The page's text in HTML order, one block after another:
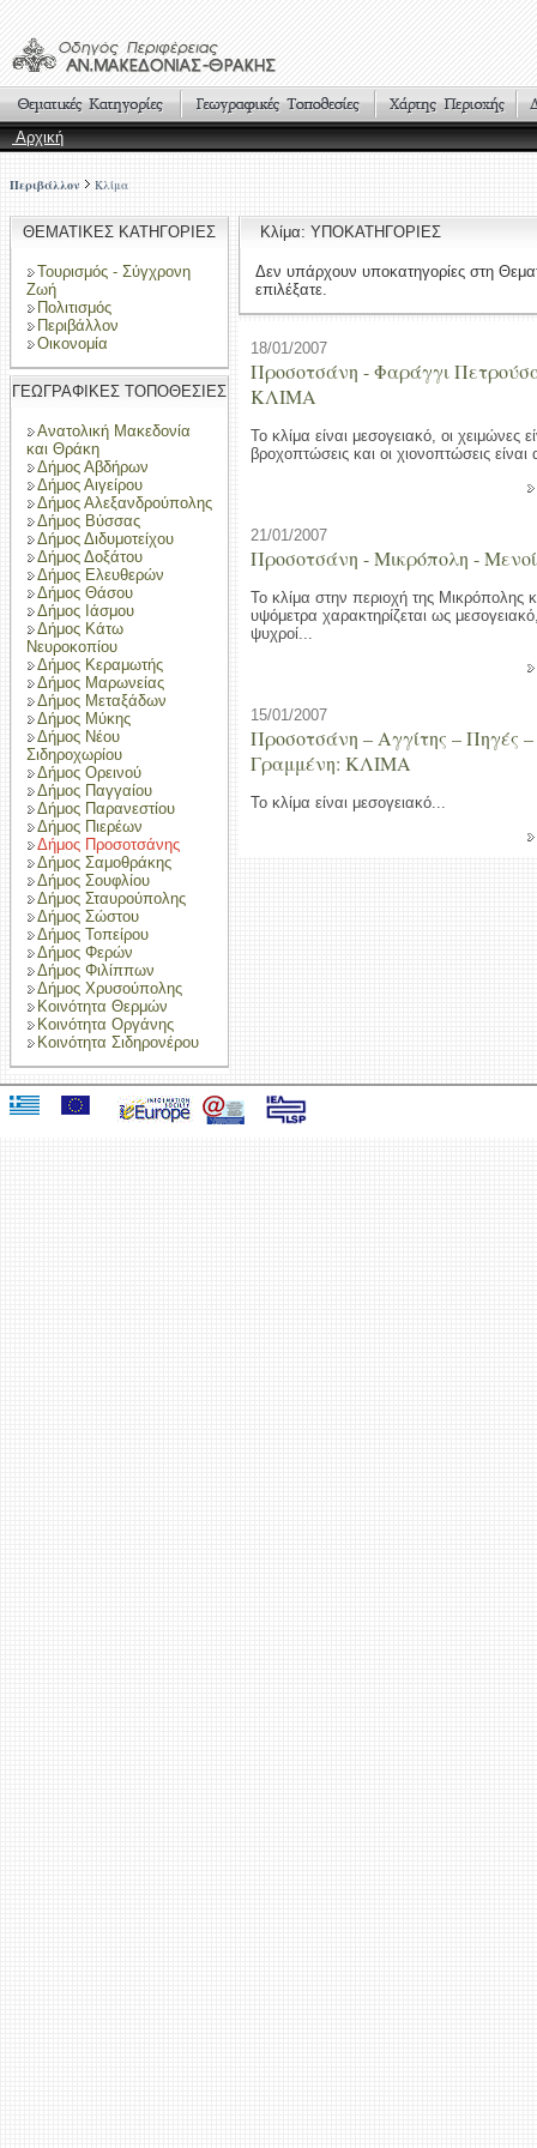
Αρχική
Περιβάλλον Κλίμα
ΘΕΜΑΤΙΚΕΣ ΚΑΤΗΓΟΡΙΕΣ
Τουρισμός - Σύγχρονη
Ζωή
Πολιτισμός
Περιβάλλον
Οικονομία
ΓΕΩΓΡΑΦΙΚΕΣ ΤΟΠΟΘΕΣΙΕΣ
Ανατολική Μακεδονία
και Θράκη
Δήμος Αβδήρων
Δήμος Αιγείρου
Δήμος Αλεξανδρούπολης
Δήμος Βύσσας
Δήμος Διδυμοτείχου
Δήμος Δοξάτου
Δήμος Ελευθερών
Δήμος Θάσου
Δήμος Ιάσμου
Δήμος Κάτω
Νευροκοπίου
Δήμος Κεραμωτής
Δήμος Μαρωνείας
Δήμος Μεταξάδων
Δήμος Μύκης
Δήμος Νέου
Σιδηροχωρίου
Δήμος Ορεινού
Δήμος Παγγαίου
Δήμος Παρανεστίου
Δήμος Πιερέων
Δήμος Προσοτσάνης
Δήμος Σαμοθράκης
Δήμος Σουφλίου
Δήμος Σταυρούπολης
Δήμος Σώστου
Δήμος Τοπείρου
Δήμος Φερών
Δήμος Φιλίππων
Δήμος Χρυσούπολης
Κοινότητα Θερμών
Κοινότητα Οργάνης
Κοινότητα Σιδηρονέρου
Κλίμα: ΥΠΟΚΑΤΗΓΟΡΙΕΣ
Δεν υπάρχουν υποκατηγορίες στη
επιλέξατε.
18/01/2007
Προσοτσάνη - Φαράγγι
ΚΛΙΜΑ
Το κλίμα είναι μεσογειακό, οι χειμώνες
βροχοπτώσεις και οι χιονοπτώσεις
21/01/2007
Προσοτσάνη - Μικρόπολη -
Το κλίμα στην περιοχή της Μικρόπολης
υψόμετρα χαρακτηρίζεται ως
ψυχροί...
15/01/2007
Προσοτσάνη – Αγγίτης – Πηγές –
Γραμμένη: ΚΛΙΜΑ
Το κλίμα είναι μεσογειακό...